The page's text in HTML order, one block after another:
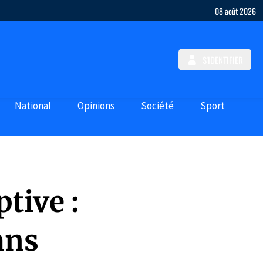
08 août 2026
National Opinions Société Sport
: